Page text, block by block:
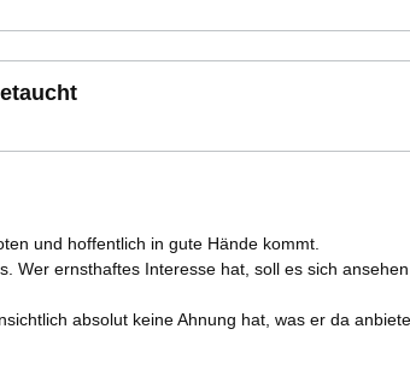
und hoffentlich in gute Hände kommt.
Wer ernsthaftes Interesse hat, soll es sich
absolut keine Ahnung hat, was er da